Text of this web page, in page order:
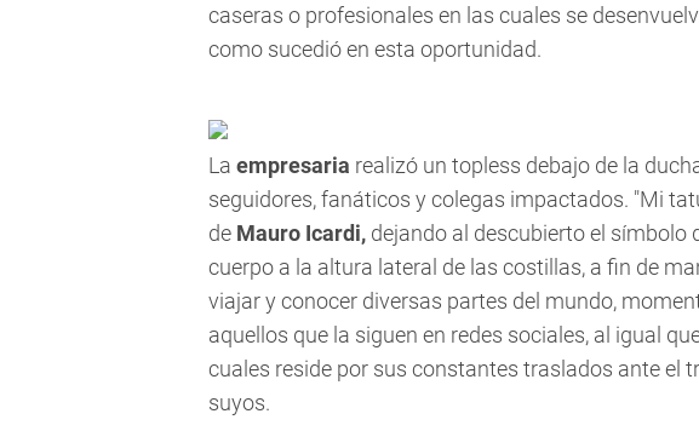
caseras o profesionales en las cuales se
como sucedió en esta oportunidad.
La empresaria realizó un topless debajo de la
seguidores, fanáticos y colegas impactados. "Mi
de Mauro Icardi, dejando al descubierto el símbolo
cuerpo a la altura lateral de las costillas, a fin de
viajar y conocer diversas partes del mundo,
aquellos que la siguen en redes sociales, al igual
cuales reside por sus constantes traslados ante el
suyos.